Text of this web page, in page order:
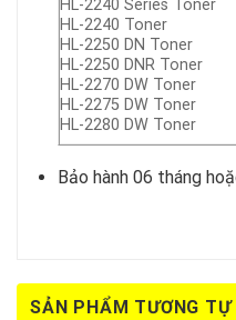
HL-2240 Series Toner
HL-2240 Toner
HL-2250 DN Toner
HL-2250 DNR Toner
HL-2270 DW Toner
HL-2275 DW Toner
HL-2280 DW Toner
Bảo hành 06 tháng
SẢN PHẨM TƯƠNG TỰ